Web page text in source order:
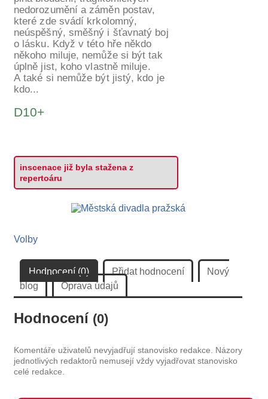
nedorozumění a záměn postav,
které zde svádí krkolomný,
neúspěšný, směšný i šťavnatý boj
o lásku. Když v této hře někdo
někoho miluje, nemůže si být tak
úplně jist, koho vlastně miluje.
A také si nemůže být jistý, kdo je
kdo...
D10+
inscenace již byla stažena z
repertoáru
Volby
Hodnocení (0) Přidat hodnocení
Nový
blog
Oprava údajů
Hodnocení (0)
Komentáře uživatelů nevyjadřují stanovisko redakce. Názory
jednotlivých redaktorů nemusejí vždy vyjadřovat stanovisko
celé redakce.